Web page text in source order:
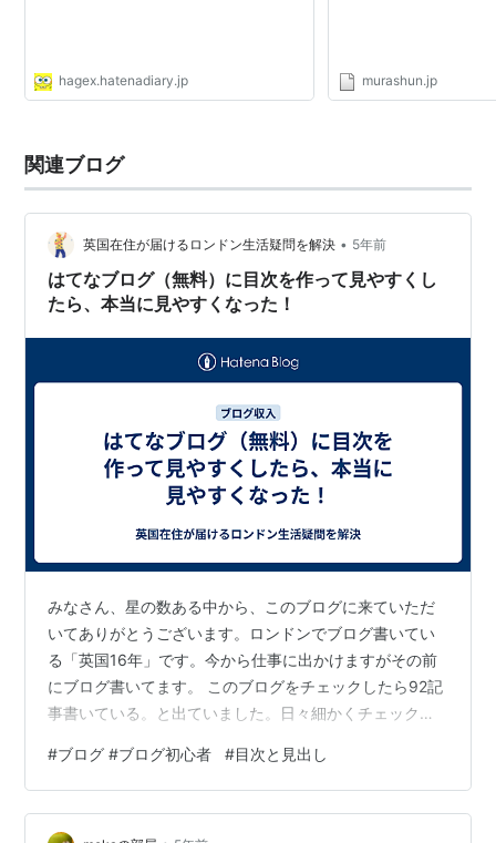
hagex.hatenadiary.jp murashun.jp
関連ブログ
英国在住が届けるロンドン生活疑問を解決 • 5年前
はてなブログ（無料）に目次を作って見やすくし
たら、本当に見やすくなった！
みなさん、星の数ある中から、このブログに来ていただ
いてありがとうございます。ロンドンでブログ書いてい
る「英国16年」です。今から仕事に出かけますがその前
にブログ書いてます。 このブログをチェックしたら92記
事書いている。と出ていました。日々細かくチェックで
りしています。 今回は自分の書いたブログの見直しにつ
いてです。リライトというのは基本集客数を高める上で
必要な作業だといろいろなブログに書いてあります。
#ブログ #ブログ初心者 #目次と見出し